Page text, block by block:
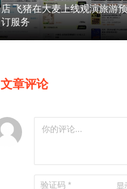
店 飞猪在大麦上线观演旅游预
订服务
文章评论